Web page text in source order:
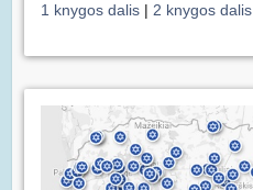
1 knygos dalis | 2 knygos dalis